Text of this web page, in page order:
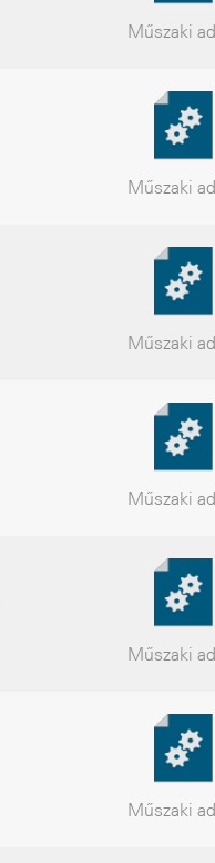
Műszaki
Műszaki
Műszaki
Műszaki
Műszaki
Műszaki